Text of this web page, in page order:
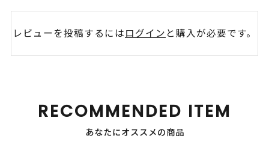
レビューを投稿するにはログイン と購入が必要です。
RECOMMENDED ITEM
あなたにオススメの商品